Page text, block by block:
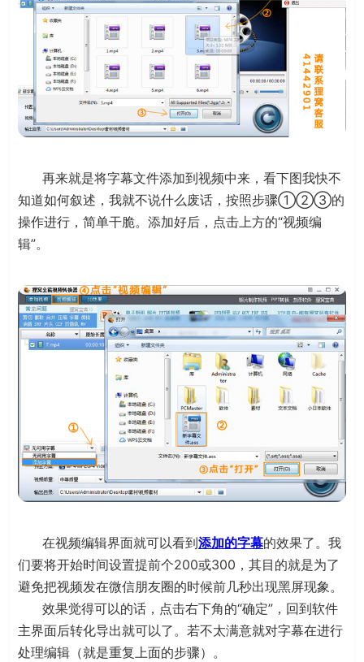
再来就是将字幕文件添加到视频中来，看下图我快不
知道如何叙述，我就不说什么废话，按照步骤①②③的
操作进行，简单干脆。添加好后，点击上方的“视频编
辑”。
在视频编辑界面就可以看到添加的字幕的效果了。我
们要将开始时间设置提前个200或300，其目的就是为了
避免把视频发在微信朋友圈的时候前几秒出现黑屏现象。
效果觉得可以的话，点击右下角的“确定”，回到软件
主界面后转化导出就可以了。若不太满意就对字幕在进行
处理编辑（就是重复上面的步骤）。